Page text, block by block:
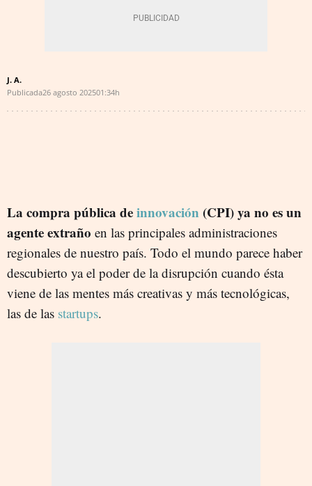
J. A.
Publicada26 agosto 202501:34h
La compra pública deinnovación (CPI) ya no es un
agente extraño en las principales administraciones
regionales de nuestro país. Todo el mundo parece haber
descubierto ya el poder de la disrupción cuando ésta
viene de las mentes más creativas y más tecnológicas,
las de las startups.